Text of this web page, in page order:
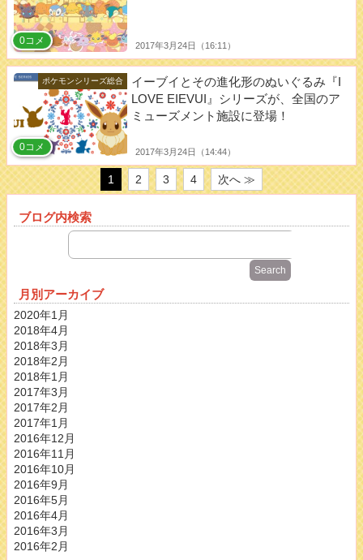
2017年3月24日（16:11）
0コメ
ポケモンシリーズ総合
イーブイとその進化形のぬいぐるみ『I
LOVE EIEVUI』シリーズが、全国のア
ミューズメント施設に登場！
2017年3月24日（14:44）
0コメ
1 2 3 4 次へ ≫
ブログ内検索
月別アーカイブ
2020年1月
2018年4月
2018年3月
2018年2月
2018年1月
2017年3月
2017年2月
2017年1月
2016年12月
2016年11月
2016年10月
2016年9月
2016年5月
2016年4月
2016年3月
2016年2月